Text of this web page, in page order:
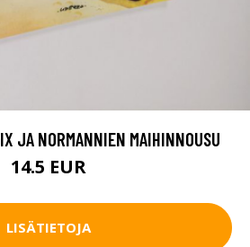
JA NORMANNIEN MAIHINNOUSU
14.5 EUR
LISÄTIETOJA